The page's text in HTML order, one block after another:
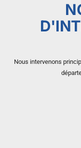
Nous intervenons